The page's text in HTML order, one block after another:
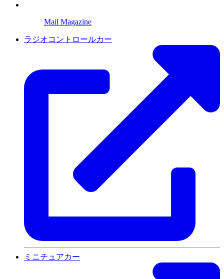
Mail Magazine
ラジオコントロールカー
ミニチュアカー